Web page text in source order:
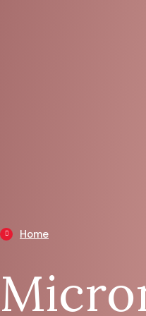
Home